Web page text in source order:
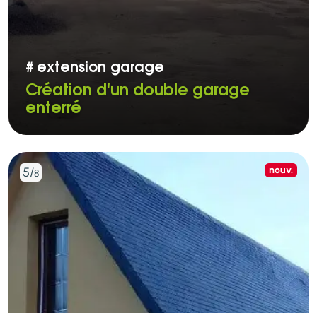
# extension garage
Création d'un double garage
enterré
nouv.
5/8